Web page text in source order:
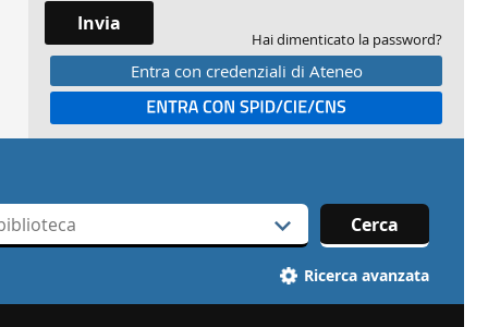
Invia
Hai dimenticato la password?
Entra con credenziali di Ateneo
Entra con SPID
Cerca
Ricerca avanzata